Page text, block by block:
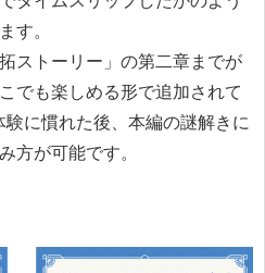
す。
ストーリー」の第二章までが
でも楽しめる形で追加されて
に慣れた後、本編の謎解きに
方が可能です。